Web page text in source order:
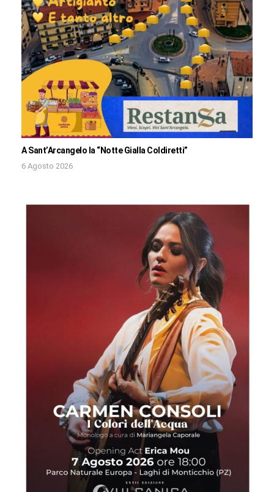
A Sant’Arcangelo la “Notte Gialla Coldiretti”
6 Agosto 2026